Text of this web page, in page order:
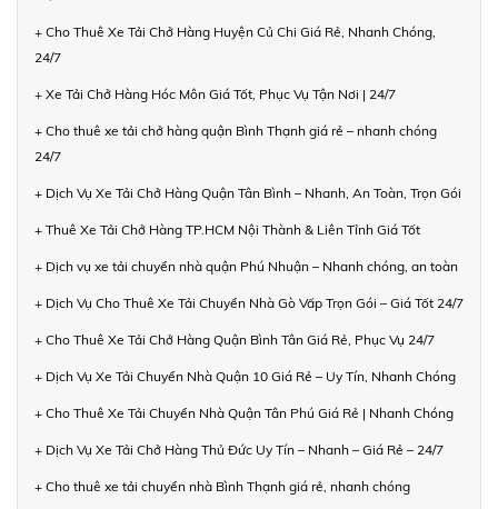
+ Cho Thuê Xe Tải Chở Hàng Huyện Củ Chi Giá Rẻ, Nhanh Chóng,
24/7
+ Xe Tải Chở Hàng Hóc Môn Giá Tốt, Phục Vụ Tận Nơi | 24/7
+ Cho thuê xe tải chở hàng quận Bình Thạnh giá rẻ – nhanh chóng
24/7
+ Dịch Vụ Xe Tải Chở Hàng Quận Tân Bình – Nhanh, An Toàn, Trọn Gói
+ Thuê Xe Tải Chở Hàng TP.HCM Nội Thành & Liên Tỉnh Giá Tốt
+ Dịch vụ xe tải chuyển nhà quận Phú Nhuận – Nhanh chóng, an toàn
+ Dịch Vụ Cho Thuê Xe Tải Chuyển Nhà Gò Vấp Trọn Gói – Giá Tốt 24/7
+ Cho Thuê Xe Tải Chở Hàng Quận Bình Tân Giá Rẻ, Phục Vụ 24/7
+ Dịch Vụ Xe Tải Chuyển Nhà Quận 10 Giá Rẻ – Uy Tín, Nhanh Chóng
+ Cho Thuê Xe Tải Chuyển Nhà Quận Tân Phú Giá Rẻ | Nhanh Chóng
+ Dịch Vụ Xe Tải Chở Hàng Thủ Đức Uy Tín – Nhanh – Giá Rẻ – 24/7
+ Cho thuê xe tải chuyển nhà Bình Thạnh giá rẻ, nhanh chóng